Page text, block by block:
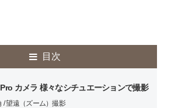
目次
カメラ 様々なシチュエーションで撮影
/ 望遠（ズーム）撮影